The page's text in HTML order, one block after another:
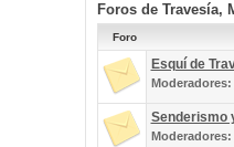
Foros de Travesía,
Foro
Esquí de
Moderadores:
Senderismo
Moderadores: